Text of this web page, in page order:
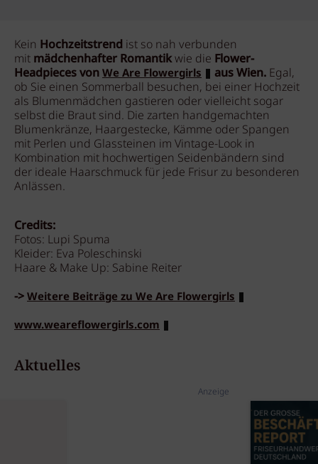
Kein Hochzeitstrend ist so nah verbunden
mit mädchenhafter Romantikwie die Flower-
Headpieces vonWe Are Flowergirls aus Wien. Egal,
ob Sie einen Sommerball besuchen, bei einer Hochzeit
als Blumenmädchen gastieren oder vielleicht sogar
selbst die Braut sind. Die zarten handgemachten
Blumenkränze, Haargestecke, Kämme oder Spangen
mit Perlen und Glassteinen im Vintage-Look in
Kombination mit hochwertigen Seidenbändern sind
der ideale Haarschmuck für jede Frisur zu besonderen
Anlässen.
Credits:
Fotos: Lupi Spuma
Kleider: Eva Poleschinski
Haare & Make Up: Sabine Reiter
->Weitere Beiträge zu We Are Flowergirls
www.weareflowergirls.com
Aktuelles
Anzeige